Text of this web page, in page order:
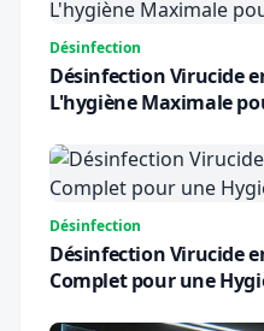
Désinfection
Désinfection Virucide
L'hygiène Maximale
Désinfection
Désinfection Virucide
Complet pour une